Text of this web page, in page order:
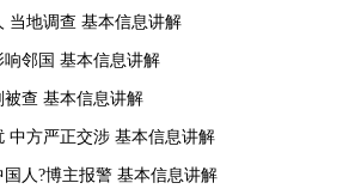
当地调查 基本信息讲解
响邻国 基本信息讲解
查 基本信息讲解
中方严正交涉 基本信息讲解
人?博主报警 基本信息讲解